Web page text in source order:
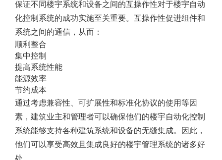
保证不同楼宇系统和设备之间的互操作性对于楼宇自动
化控制系统的成功实施至关重要。互操作性促进组件和
系统之间的通信，从而：
顺利整合
集中控制
提高系统性能
能源效率
节约成本
通过考虑兼容性、可扩展性和标准化协议的使用等因
素，建筑业主和管理者可以确保他们的楼宇自动化控制
系统能够支持各种建筑系统和设备的无缝集成。因此，
他们可以享受高效且集成良好的楼宇管理系统的诸多好